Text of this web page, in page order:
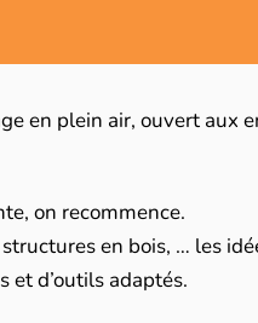
en plein air, ouvert aux
on recommence.
en bois, … les
et d’outils adaptés.